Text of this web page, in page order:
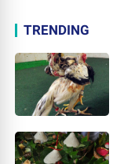
TRENDING